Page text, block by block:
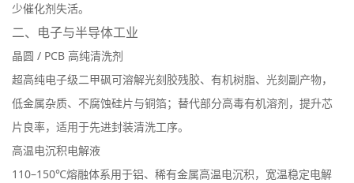
少催化剂失活。
二、电子与半导体工业
晶圆 / PCB 高纯清洗剂
超高纯电子级二甲砜可溶解光刻胶残胶、有机树脂、光刻副产物，
低金属杂质、不腐蚀硅片与铜箔；替代部分高毒有机溶剂，提升芯
片良率，适用于先进封装清洗工序。
高温电沉积电解液
110–150℃熔融体系用于铝、稀有金属高温电沉积，宽温稳定电解